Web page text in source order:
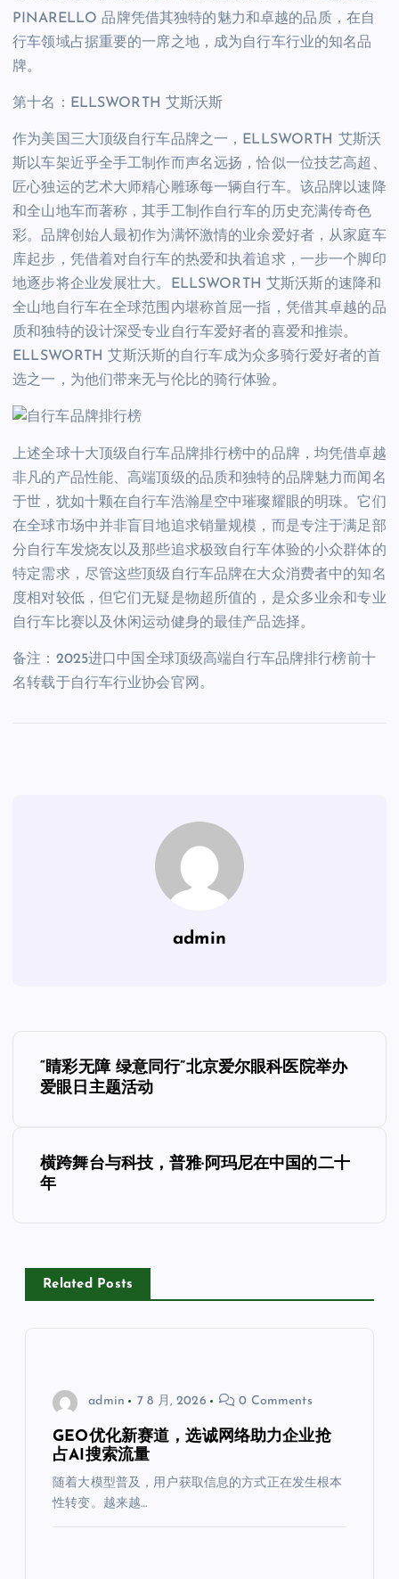
PINARELLO 品牌凭借其独特的魅力和卓越的品质，在自
行车领域占据重要的一席之地，成为自行车行业的知名品
牌。
第十名：ELLSWORTH 艾斯沃斯
作为美国三大顶级自行车品牌之一，ELLSWORTH 艾斯沃
斯以车架近乎全手工制作而声名远扬，恰似一位技艺高超、
匠心独运的艺术大师精心雕琢每一辆自行车。该品牌以速降
和全山地车而著称，其手工制作自行车的历史充满传奇色
彩。品牌创始人最初作为满怀激情的业余爱好者，从家庭车
库起步，凭借着对自行车的热爱和执着追求，一步一个脚印
地逐步将企业发展壮大。ELLSWORTH 艾斯沃斯的速降和
全山地自行车在全球范围内堪称首屈一指，凭借其卓越的品
质和独特的设计深受专业自行车爱好者的喜爱和推崇。
ELLSWORTH 艾斯沃斯的自行车成为众多骑行爱好者的首
选之一，为他们带来无与伦比的骑行体验。
上述全球十大顶级自行车品牌排行榜中的品牌，均凭借卓越
非凡的产品性能、高端顶级的品质和独特的品牌魅力而闻名
于世，犹如十颗在自行车浩瀚星空中璀璨耀眼的明珠。它们
在全球市场中并非盲目地追求销量规模，而是专注于满足部
分自行车发烧友以及那些追求极致自行车体验的小众群体的
特定需求，尽管这些顶级自行车品牌在大众消费者中的知名
度相对较低，但它们无疑是物超所值的，是众多业余和专业
自行车比赛以及休闲运动健身的最佳产品选择。
备注：2025进口中国全球顶级高端自行车品牌排行榜前十
名转载于自行车行业协会官网。
admin
文
章
航
“睛彩无障 绿意同行”北京爱尔眼科医院举办
爱眼日主题活动
横跨舞台与科技，普雅·阿玛尼在中国的二十
年
Related Posts
admin 7 8 月, 2026 0 Comments
GEO优化新赛道，选诚网络助力企业抢
占AI搜索流量
随着大模型普及，用户获取信息的方式正在发生根本
性转变。越来越…